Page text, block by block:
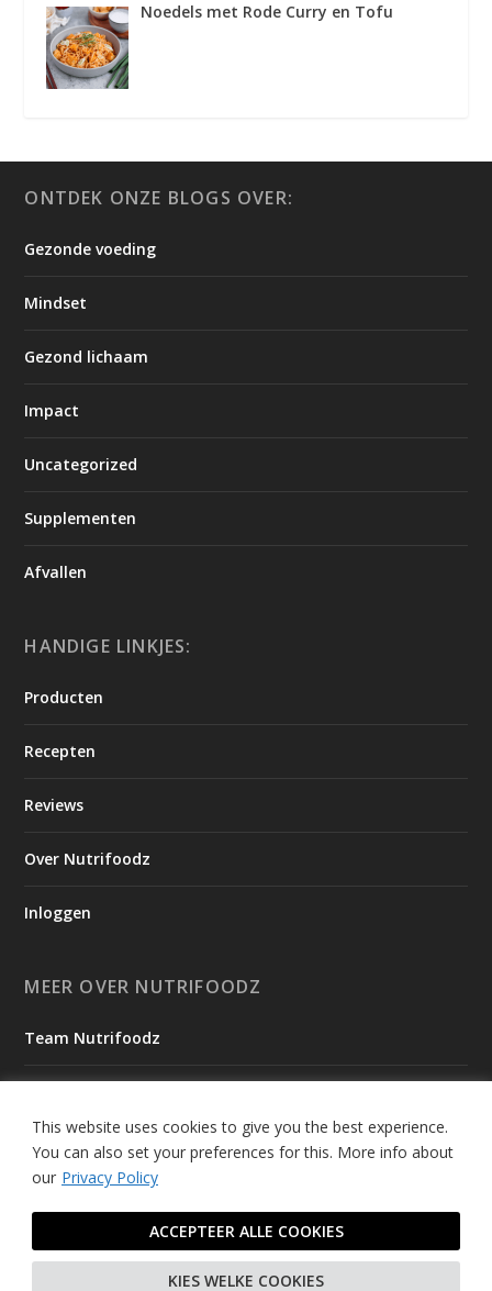
This website uses cookies to give you the best experience.
You can also set your preferences for this. More info about
our Privacy Policy
KIES WELKE COOKIES
ACCEPTEER ALLE COOKIES
Noedels met Rode Curry en Tofu
ONTDEK ONZE BLOGS OVER:
Gezonde voeding
Mindset
Gezond lichaam
Impact
Uncategorized
Supplementen
Afvallen
HANDIGE LINKJES:
Producten
Recepten
Reviews
Over Nutrifoodz
Inloggen
MEER OVER NUTRIFOODZ
Team Nutrifoodz
Ambassadeurs
© 2026 Nutrifoodz - ALLE RECHTEN VOORBEHOUDEN